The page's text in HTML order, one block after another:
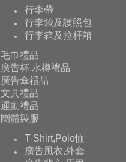
行李帶
行李袋及護照包
行李箱及拉杆箱
毛巾禮品
廣告杯,水樽禮品
廣告傘禮品
文具禮品
運動禮品
團體製服
T-Shirt,Polo恤
廣告風衣,外套